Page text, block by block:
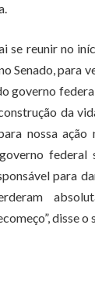
se reunir no
Senado, para
governo
da
nossa ação
federal
para
disse o